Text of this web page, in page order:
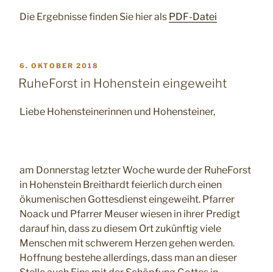
Die Ergebnisse finden Sie hier als PDF-Datei
VERÖFFENTLICHT
AM
6. OKTOBER 2018
RuheForst in Hohenstein eingeweiht
Liebe Hohensteinerinnen und Hohensteiner,
am Donnerstag letzter Woche wurde der RuheForst
in Hohenstein Breithardt feierlich durch einen
ökumenischen Gottesdienst eingeweiht. Pfarrer
Noack und Pfarrer Meuser wiesen in ihrer Predigt
darauf hin, dass zu diesem Ort zukünftig viele
Menschen mit schwerem Herzen gehen werden.
Hoffnung bestehe allerdings, dass man an dieser